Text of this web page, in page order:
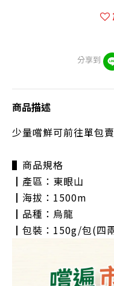
分享到
商品描述
少量嚐鮮可前往單包
▌商品規格
┃產區：東眼山
┃海拔：1500m
┃品種：烏龍
┃包裝：150g/包(四